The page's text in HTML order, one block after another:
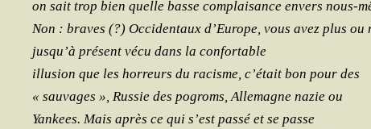
on sait trop bien quelle basse com­plai­sance envers nous-
Non : braves (?) Occi­den­taux d’Europe, vous avez plus ou
jusqu’à pré­sent vécu dans la confortable
illu­sion que les hor­reurs du racisme, c’était bon pour des
« sau­vages », Rus­sie des pogroms, Alle­magne nazie ou
Yan­kees. Mais après ce qui s’est pas­sé et se passe